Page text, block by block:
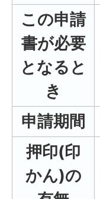
この申請
書が必要
となると
き
申請期間
押印(印
かん)の